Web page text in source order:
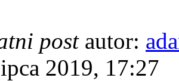
post autor:
2019, 17:27